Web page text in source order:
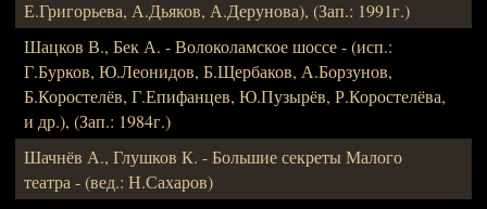
Е.Григорьева, А.Дьяков, А.Дерунова), (Зап.: 1991г.)
Шацков В., Бек А. - Волоколамское шоссе - (исп.:
Г.Бурков, Ю.Леонидов, Б.Щербаков, А.Борзунов,
Б.Коростелёв, Г.Епифанцев, Ю.Пузырёв, Р.Коростелёва,
и др.), (Зап.: 1984г.)
Шачнёв А., Глушков К. - Большие секреты Малого
театра - (вед.: Н.Сахаров)